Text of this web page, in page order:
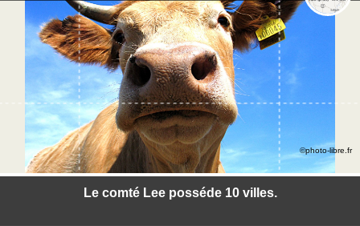
Le comté Lee posséde 10 villes.
©photo-libre.fr